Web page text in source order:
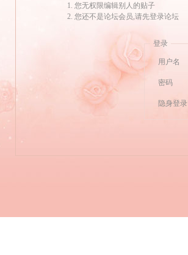
您无权限编辑别人的贴子
您还不是论坛会员,请先登录论坛
登录
用户名
密码
隐身登录